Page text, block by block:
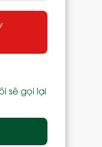
sẽ gọi lại